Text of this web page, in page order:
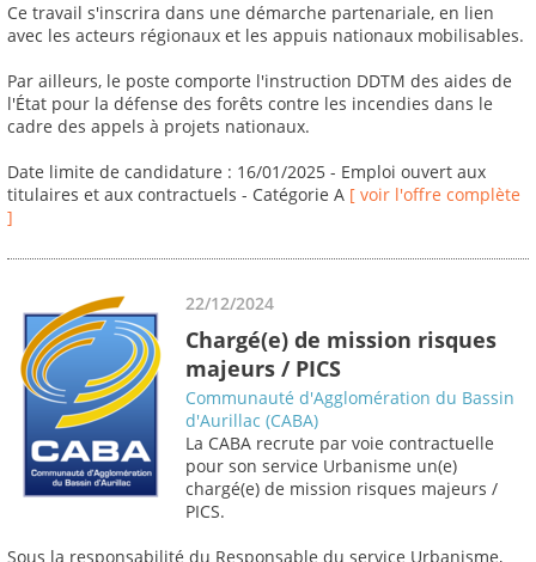
Ce travail s'inscrira dans une démarche partenariale, en lien
avec les acteurs régionaux et les appuis nationaux mobilisables.
Par ailleurs, le poste comporte l'instruction DDTM des aides de
l'État pour la défense des forêts contre les incendies dans le
cadre des appels à projets nationaux.
Date limite de candidature : 16/01/2025 - Emploi ouvert aux
titulaires et aux contractuels - Catégorie A [ voir l'offre complète
]
22/12/2024
Chargé(e) de mission risques
majeurs / PICS
Communauté d'Agglomération du Bassin
d'Aurillac (CABA)
La CABA recrute par voie contractuelle
pour son service Urbanisme un(e)
chargé(e) de mission risques majeurs /
PICS.
Sous la responsabilité du Responsable du service Urbanisme,